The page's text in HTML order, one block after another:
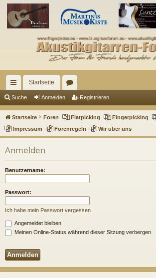
ch
ne
llz
Startseite
en
Suche Anmelden Registrieren
Startseite Foren Flatpicking Fingerpicking
Impressum
Forenregeln Wir über uns
Anmelden
Benutzername:
Passwort:
Ich habe mein Passwort vergessen
Angemeldet bleiben
Meinen Online-Status während dieser Sitzung verbergen